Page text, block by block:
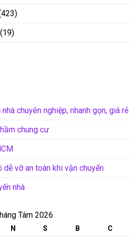
(19)
chuyên nghiệp, nhanh gọn, giá rẻ
chung cư
vỡ an toàn khi vận chuyển
nhà
Tám 2026
N S B
C